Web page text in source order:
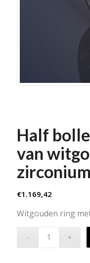
Half
van
zirconium
€1.169,42
Witgouden ring